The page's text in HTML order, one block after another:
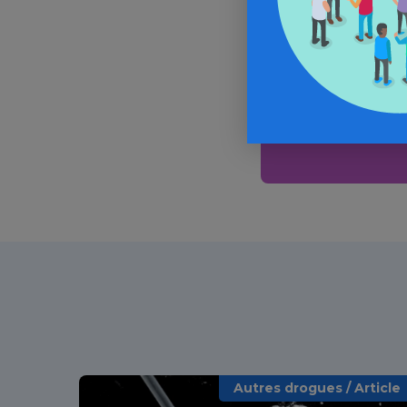
Autres drogues / Article